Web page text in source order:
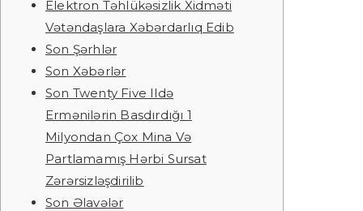
Elektron Təhlükəsizlik Xidməti
Vətəndaşlara Xəbərdarlıq Edib
Son Şərhlər
Son Xəbərlər
Son Twenty Five Ildə
Ermənilərin Basdırdığı 1
Milyondan Çox Mina Və
Partlamamış Hərbi Sursat
Zərərsizləşdirilib
Son Əlavələr